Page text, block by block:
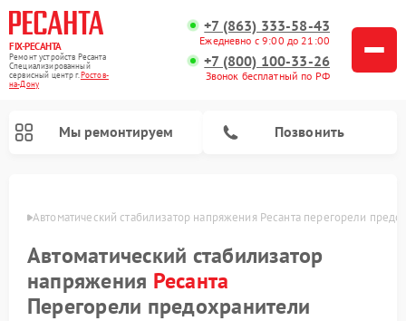
FIX-РЕСАНТА
Ремонт устройств Ресанта
Специализированный
cервисный центр г.Ростов-
на-Дону
+7 (863) 333-58-43
Ежедневно с 9:00 до 21:00
+7 (800) 100-33-26
Звонок бесплатный по РФ
Мы ремонтируем Позвонить
Дону Автоматический стабилизатор напряжения Ресанта перегорели
Автоматический стабилизатор
напряжения Ресанта
Перегорели предохранители